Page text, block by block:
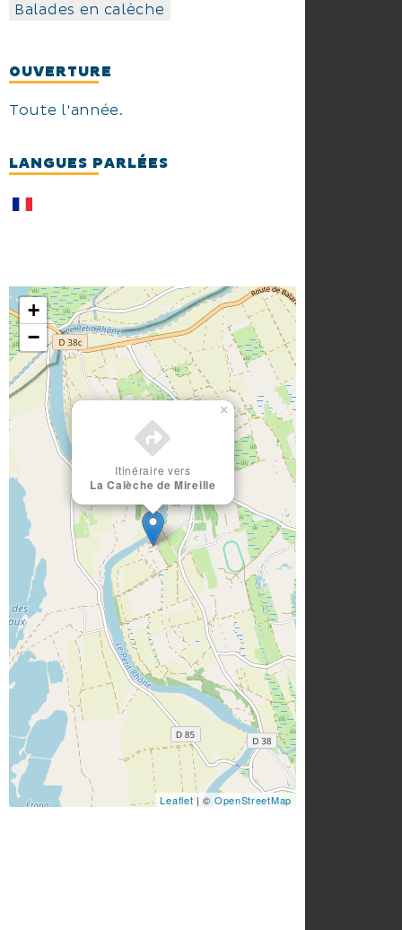
Balades en calèche
OUVERTURE
Toute l'année.
LANGUES PARLÉES
Itinéraire vers
La Calèche de Mireille
×
+
−
Leaflet| © OpenStreetMap